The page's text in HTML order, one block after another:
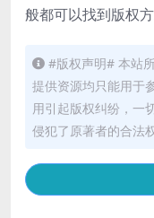
般都可以找到版权方
#版权声明# 本站
提供资源均只能用于
用引起版权纠纷，一
侵犯了原著者的合法